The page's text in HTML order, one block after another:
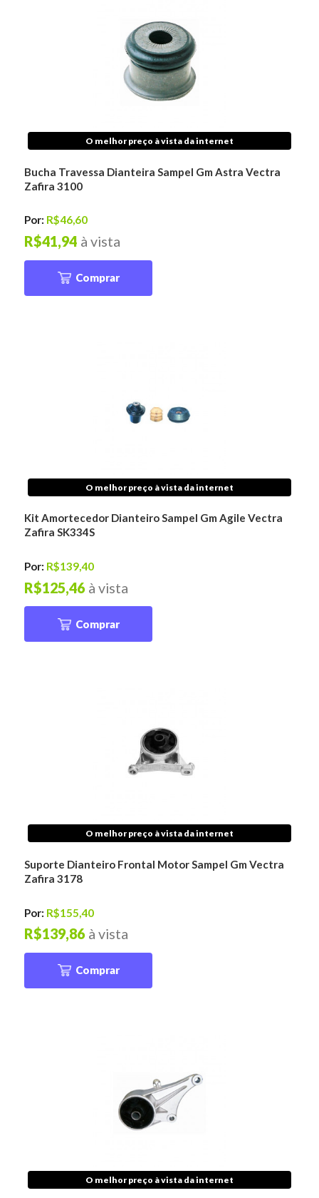
O melhor preço à vista da internet
Bucha Travessa Dianteira Sampel Gm Astra Vectra
Zafira 3100
Por: R$46,60
à vista
R$41,94
Comprar
O melhor preço à vista da internet
Kit Amortecedor Dianteiro Sampel Gm Agile Vectra
Zafira SK334S
Por: R$139,40
à vista
R$125,46
Comprar
O melhor preço à vista da internet
Suporte Dianteiro Frontal Motor Sampel Gm Vectra
Zafira 3178
Por: R$155,40
à vista
R$139,86
Comprar
O melhor preço à vista da internet